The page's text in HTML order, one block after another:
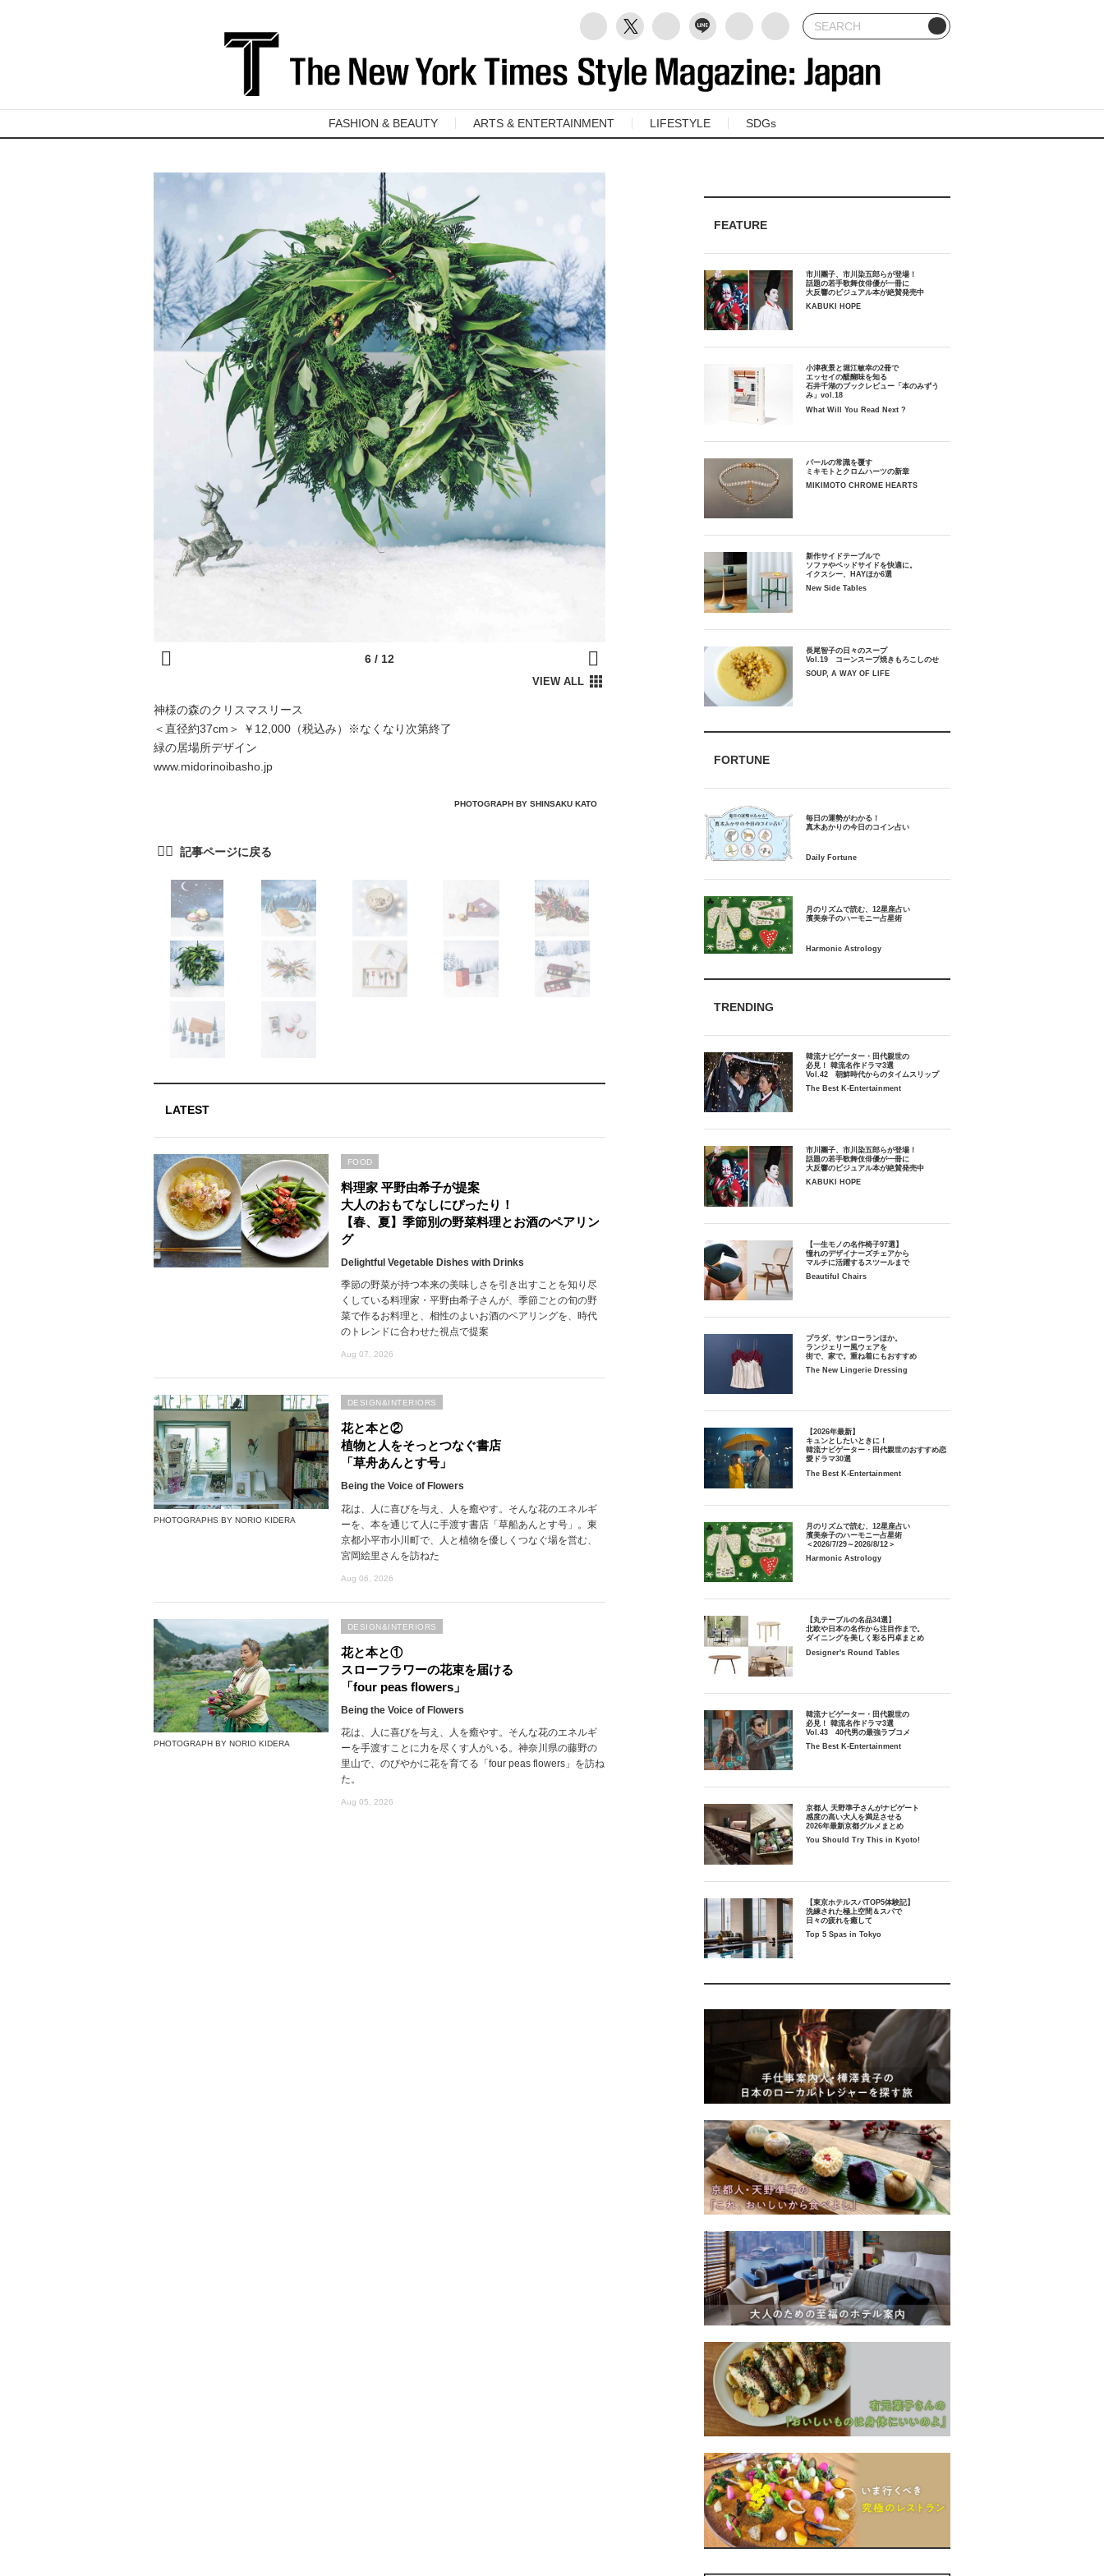
FASHION & BEAUTY ARTS & ENTERTAINMENT LIFESTYLE SDGs
神様の森のクリスマスリース
＜直径約37cm＞ ￥12,000（税込み）※なくなり次第終了
緑の居場所デザイン
www.midorinoibasho.jp
PHOTOGRAPH BY SHINSAKU KATO
LATEST
料理家 平野由希子が提案
大人のおもてなしにぴったり！
【春、夏】季節別の野菜料理とお酒のペアリン
グ
Delightful Vegetable Dishes with Drinks
季節の野菜が持つ本来の美味しさを引き出すことを知り尽
くしている料理家・平野由希子さんが、季節ごとの旬の野
菜で作るお料理と、相性のよいお酒のペアリングを、時代
のトレンドに合わせた視点で提案
Aug 07, 2026
FOOD
PHOTOGRAPHS BY NORIO KIDERA
花と本と②
植物と人をそっとつなぐ書店
「草舟あんとす号」
Being the Voice of Flowers
花は、人に喜びを与え、人を癒やす。そんな花のエネルギ
ーを、本を通じて人に手渡す書店「草船あんとす号」。東
京都小平市小川町で、人と植物を優しくつなぐ場を営む、
宮岡絵里さんを訪ねた
Aug 06, 2026
DESIGN&INTERIORS
PHOTOGRAPH BY NORIO KIDERA
花と本と①
スローフラワーの花束を届ける
「four peas flowers」
Being the Voice of Flowers
花は、人に喜びを与え、人を癒やす。そんな花のエネルギ
ーを手渡すことに力を尽くす人がいる。神奈川県の藤野の
里山で、のびやかに花を育てる「four peas flowers」を訪ね
た。
Aug 05, 2026
DESIGN&INTERIORS
FEATURE
市川團子、市川染五郎らが登場！
話題の若手歌舞伎俳優が一冊に
大反響のビジュアル本が絶賛発売中
KABUKI HOPE
小津夜景と堀江敏幸の2冊で
エッセイの醍醐味を知る
石井千湖のブックレビュー「本のみずう
み」vol.18
What Will You Read Next ?
パールの常識を覆す
ミキモトとクロムハーツの新章
MIKIMOTO CHROME HEARTS
新作サイドテーブルで
ソファやベッドサイドを快適に。
イクスシー、HAYほか6選
New Side Tables
長尾智子の日々のスープ
Vol.19 コーンスープ焼きもろこしのせ
SOUP, A WAY OF LIFE
FORTUNE
毎日の運勢がわかる！
月のリズムで読む、12星座占い
TRENDING
韓流ナビゲーター・田代親世の
必見！ 韓流名作ドラマ3選
Vol.42 朝鮮時代からのタイムスリップ
The Best K-Entertainment
市川團子、市川染五郎らが登場！
話題の若手歌舞伎俳優が一冊に
大反響のビジュアル本が絶賛発売中
KABUKI HOPE
【一生モノの名作椅子97選】
憧れのデザイナーズチェアから
マルチに活躍するスツールまで
Beautiful Chairs
プラダ、サンローランほか。
ランジェリー風ウェアを
街で、家で。重ね着にもおすすめ
The New Lingerie Dressing
【2026年最新】
キュンとしたいときに！
韓流ナビゲーター・田代親世のおすすめ恋
愛ドラマ30選
The Best K-Entertainment
月のリズムで読む、12星座占い
濱美奈子のハーモニー占星術
＜2026/7/29～2026/8/12＞
Harmonic Astrology
【丸テーブルの名品34選】
北欧や日本の名作から注目作まで。
ダイニングを美しく彩る円卓まとめ
Designer's Round Tables
韓流ナビゲーター・田代親世の
必見！ 韓流名作ドラマ3選
Vol.43 40代男の最強ラブコメ
The Best K-Entertainment
京都人 天野準子さんがナビゲート
感度の高い大人を満足させる
2026年最新京都グルメまとめ
You Should Try This in Kyoto!
【東京ホテルスパTOP5体験記】
洗練された極上空間＆スパで
日々の疲れを癒して
Top 5 Spas in Tokyo